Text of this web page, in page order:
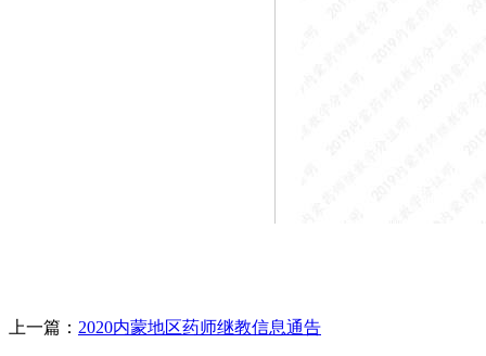
上一篇： 2020内蒙地区药师继教信息通告